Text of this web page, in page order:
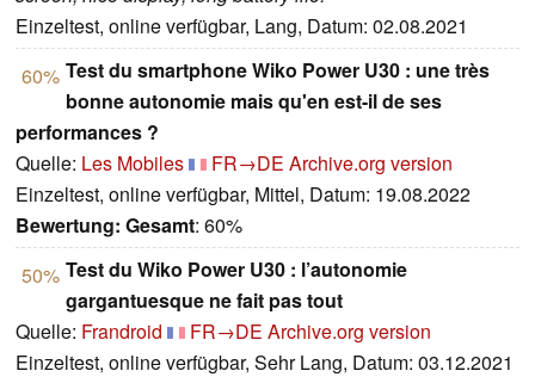
Einzeltest, online verfügbar, Lang, Datum: 02.08.2021
60% Test du smartphone Wiko Power U30 : une très
bonne autonomie mais qu'en est-il de ses
performances ?
Quelle: Les Mobiles FR→DE Archive.org version
Einzeltest, online verfügbar, Mittel, Datum: 19.08.2022
Bewertung: Gesamt: 60%
50% Test du Wiko Power U30 : l’autonomie
gargantuesque ne fait pas tout
Quelle: Frandroid FR→DE Archive.org version
Einzeltest, online verfügbar, Sehr Lang, Datum: 03.12.2021